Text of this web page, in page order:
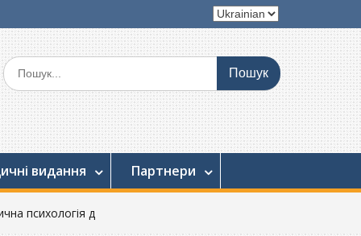
Вибрати
мову
Шукати:
видання Партнери
психологія д